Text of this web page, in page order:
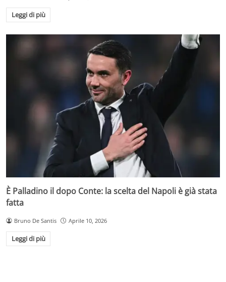
Leggi di più
È Palladino il dopo Conte: la scelta del Napoli è già stata
fatta
Bruno De Santis Aprile 10, 2026
Leggi di più